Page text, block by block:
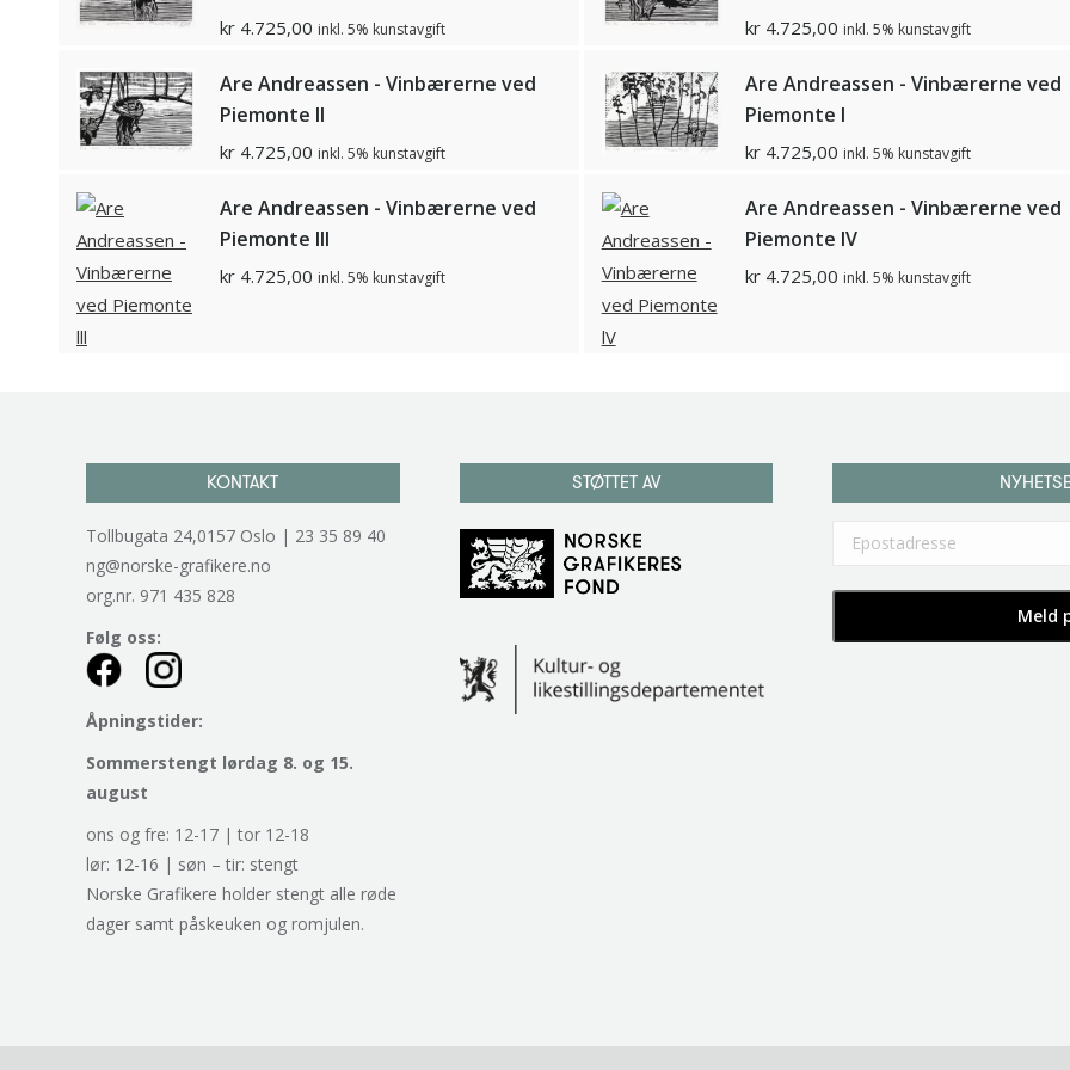
kr 4.725,00 inkl. 5% kunstavgift kr4.725,00 inkl. 5% kunstavgift
Are Andreassen - Vinbærerne ved
Piemonte ll
kr 4.725,00 inkl. 5% kunstavgift
Are Andreassen - Vinbærerne ved
Piemonte l
kr4.725,00 inkl. 5% kunstavgift
Are Andreassen - Vinbærerne ved
Piemonte lll
kr 4.725,00 inkl. 5% kunstavgift
Are Andreassen - Vinbærerne ved
Piemonte lV
kr4.725,00 inkl. 5% kunstavgift
KONTAKT
Tollbugata 24,0157 Oslo | 23 35 89 40
ng@norske-grafikere.no
org.nr. 971 435 828
Følg oss:
Åpningstider:
Sommerstengt lørdag 8. og 15.
august
ons og fre: 12-17 | tor 12-18
lør: 12-16 | søn – tir: stengt
Norske Grafikere holder stengt alle røde
dager samt påskeuken og romjulen.
STØTTET AV